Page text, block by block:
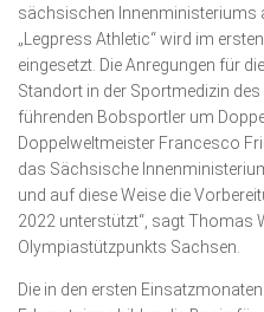
sächsischen Innenministeriums
„Legpress Athletic“ wird im
eingesetzt. Die Anregungen für
Standort in der Sportmedizin
führenden Bobsportler um
Doppelweltmeister Francesco
das Sächsische
und auf diese Weise die
2022 unterstützt“, sagt Thomas
Olympiastützpunkts Sachsen.
Die in den ersten